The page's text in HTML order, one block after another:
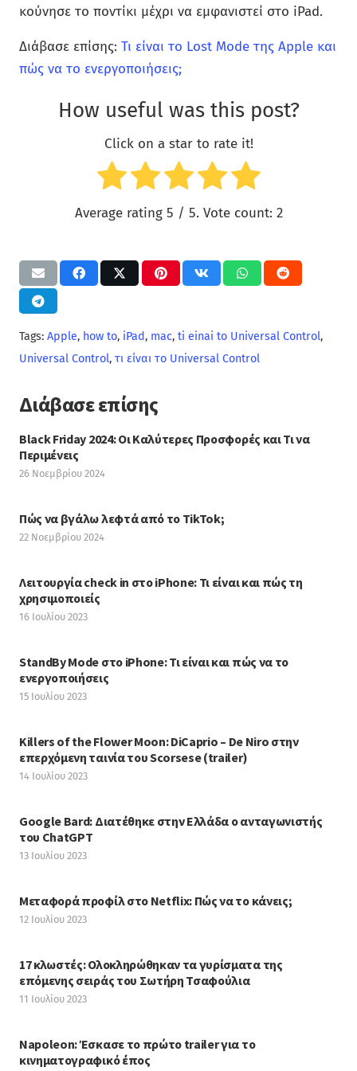
κούνησε το ποντίκι μέχρι να εμφανιστεί στο iPad.
Διάβασε επίσης: Τι είναι το Lost Mode της Apple και
πώς να το ενεργοποιήσεις;
How useful was this post?
Click on a star to rate it!
Average rating 5 / 5. Vote count: 2
Tags: Apple, how to, iPad, mac, ti einai to Universal Control,
Universal Control, τι είναι το Universal Control
Διάβασε επίσης
Black Friday 2024: Οι Καλύτερες Προσφορές και Τι να
Περιμένεις
26 Νοεμβρίου 2024
Πώς να βγάλω λεφτά από το TikTok;
22 Νοεμβρίου 2024
Λειτουργία check in στο iPhone: Τι είναι και πώς τη
χρησιμοποιείς
16 Ιουλίου 2023
StandBy Mode στο iPhone: Τι είναι και πώς να το
ενεργοποιήσεις
15 Ιουλίου 2023
Killers of the Flower Moon: DiCaprio – De Niro στην
επερχόμενη ταινία του Scorsese (trailer)
14 Ιουλίου 2023
Google Bard: Διατέθηκε στην Ελλάδα ο ανταγωνιστής
του ChatGPT
13 Ιουλίου 2023
Μεταφορά προφίλ στο Netflix: Πώς να το κάνεις;
12 Ιουλίου 2023
17 κλωστές: Ολοκληρώθηκαν τα γυρίσματα της
επόμενης σειράς του Σωτήρη Τσαφούλια
11 Ιουλίου 2023
Napoleon: Έσκασε το πρώτο trailer για το
κινηματογραφικό έπος